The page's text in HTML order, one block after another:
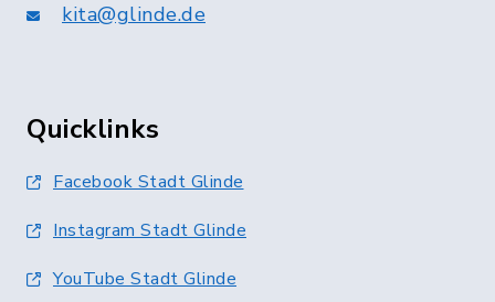
kita@glinde.de
Quicklinks
Facebook Stadt Glinde
Instagram Stadt Glinde
YouTube Stadt Glinde